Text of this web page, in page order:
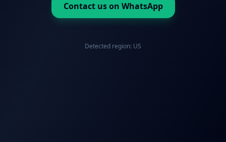
Contact us on WhatsApp
Detected region: US